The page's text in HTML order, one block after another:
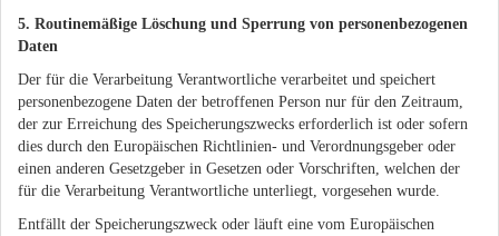
5. Routinemäßige Löschung und Sperrung von personenbezogenen
Daten
Der für die Verarbeitung Verantwortliche verarbeitet und speichert
personenbezogene Daten der betroffenen Person nur für den Zeitraum,
der zur Erreichung des Speicherungszwecks erforderlich ist oder sofern
dies durch den Europäischen Richtlinien- und Verordnungsgeber oder
einen anderen Gesetzgeber in Gesetzen oder Vorschriften, welchen der
für die Verarbeitung Verantwortliche unterliegt, vorgesehen wurde.
Entfällt der Speicherungszweck oder läuft eine vom Europäischen